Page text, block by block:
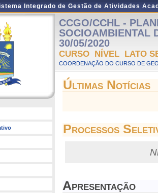
Integrado de Gestão de Atividades
CCGO/CCHL -
SOCIOAMBIENTAL
30/05/2020
CURSO NÍVEL LATO
COORDENAÇÃO DO CURSO DE
Últimas Notícias
Processos
Apresentação